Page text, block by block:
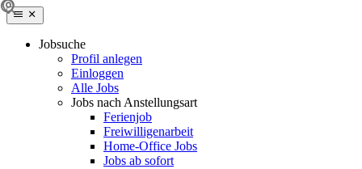
Jobsuche
Profil anlegen
Einloggen
Alle Jobs
Jobs nach Anstellungsart
Ferienjob
Freiwilligenarbeit
Home-Office Jobs
Jobs ab sofort